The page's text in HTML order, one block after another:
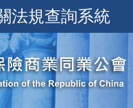
法規查詢系統